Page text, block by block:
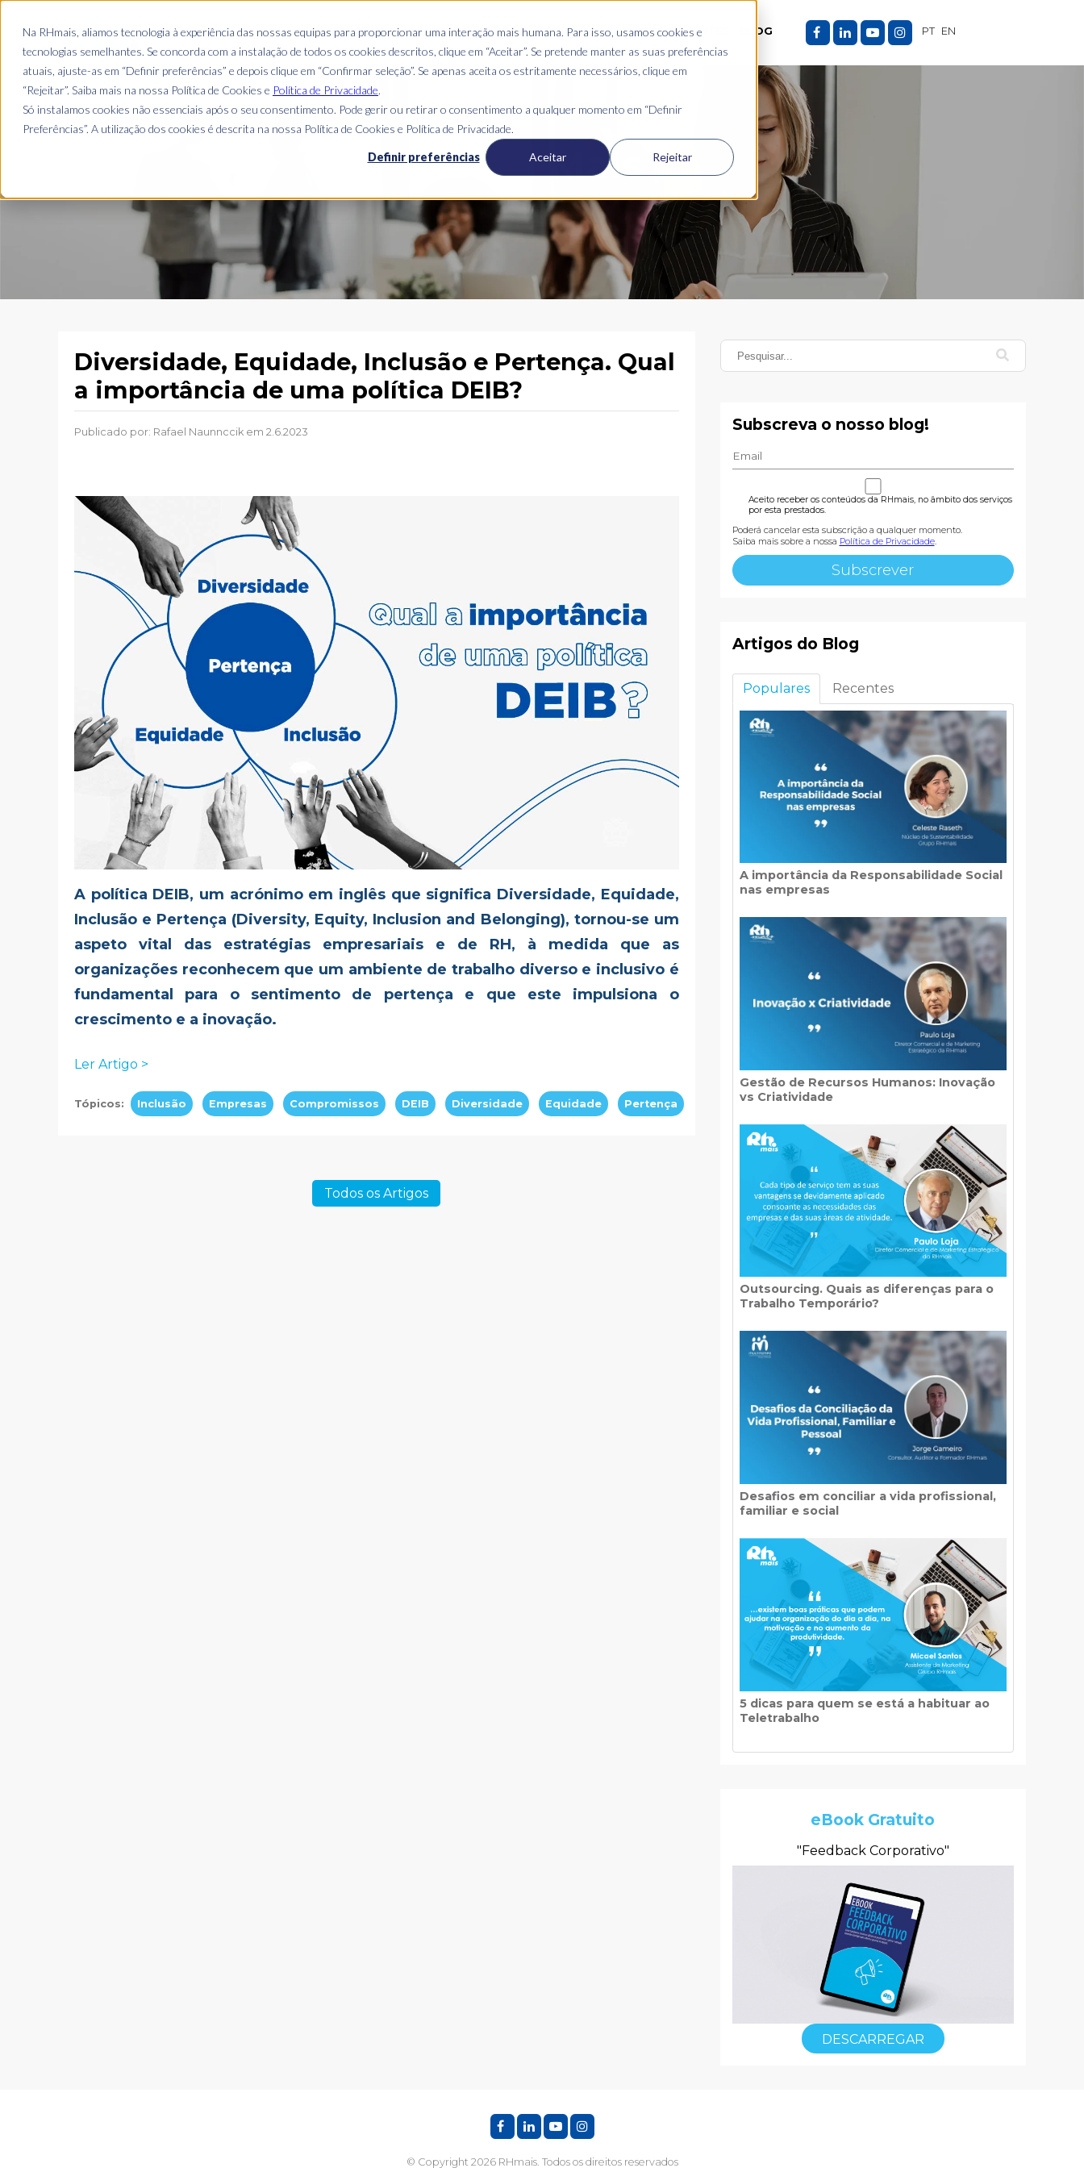
Na RHmais, aliamos tecnologia à experiência das nossas equipas para proporcionar uma interação mais humana. Para isso, usamos cookies e
tecnologias semelhantes. Se concorda com a instalação de todos os cookies descritos, clique em “Aceitar”. Se pretende manter as suas preferências
atuais, ajuste-as em “Definir preferências” e depois clique em “Confirmar seleção”. Se apenas aceita os estritamente necessários, clique em
“Rejeitar”. Saiba mais na nossa Política de Cookies e Política de Privacidade.
Só instalamos cookies não essenciais após o seu consentimento. Pode gerir ou retirar o consentimento a qualquer momento em “Definir
Preferências”. A utilização dos cookies é descrita na nossa Política de Cookies e Política de Privacidade.
Definir preferências Aceitar Rejeitar
EMPRESAS QUEM SOMOS O QUE FAZEMOS ONDE ESTAMOS CLIENTES BLOG PT EN
Blog Mais
Diversidade, Equidade, Inclusão e Pertença. Qual
a importância de uma política DEIB?
Publicado por: Rafael Naunnccik em 2.6.2023
A política DEIB, um acrónimo em inglês que significa Diversidade, Equidade,
Inclusão e Pertença (Diversity, Equity, Inclusion and Belonging), tornou-se um
aspeto vital das estratégias empresariais e de RH, à medida que as
organizações reconhecem que um ambiente de trabalho diverso e inclusivo é
fundamental para o sentimento de pertença e que este impulsiona o
crescimento e a inovação.
Ler Artigo >
Tópicos: Inclusão Empresas Compromissos DEIB Diversidade Equidade Pertença
Todos os Artigos
Subscreva o nosso blog!
Aceito receber os conteúdos da RHmais, no âmbito dos serviços
por esta prestados.
Poderá cancelar esta subscrição a qualquer momento.
Saiba mais sobre a nossa Política de Privacidade.
Artigos do Blog
Populares Recentes
A importância da Responsabilidade Social
nas empresas
Gestão de Recursos Humanos: Inovação
vs Criatividade
Outsourcing. Quais as diferenças para o
Trabalho Temporário?
Desafios em conciliar a vida profissional,
familiar e social
5 dicas para quem se está a habituar ao
Teletrabalho
eBook Gratuito
"Feedback Corporativo"
DESCARREGAR
© Copyright 2026 RHmais. Todos os direitos reservados